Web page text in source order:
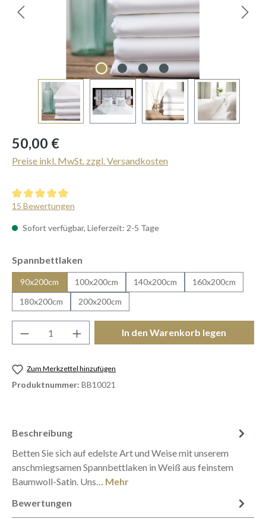
Regulärer Preis:
50,00 €
Preise inkl. MwSt. zzgl. Versandkosten
Durchschnittliche Bewertung von 5 von 5 Sternen
15 Bewertungen
Sofort verfügbar, Lieferzeit: 2-5 Tage
Spannbettlaken
90x200cm 100x200cm 140x200cm
160x200cm
180x200cm
200x200cm
Produkt Anzahl: Gib den gewünschten
In den Warenkorb legen
Zum Merkzettel hinzufügen
Produktnummer: BB10021
Beschreibung
Betten Sie sich auf edelste Art und Weise mit unserem
anschmiegsamen Spannbettlaken in Weiß aus feinstem
Baumwoll-Satin. Uns… Mehr
Bewertungen